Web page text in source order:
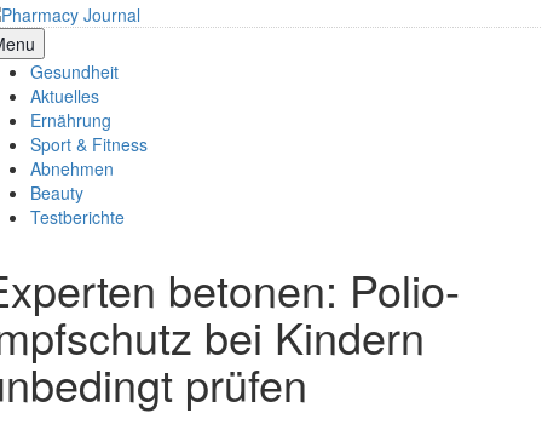
Skip
to
content
Journal
Gesundheit
Aktuelles
Ernährung
Sport & Fitness
Abnehmen
Beauty
Testberichte
betonen: Polio-
bei Kindern
prüfen